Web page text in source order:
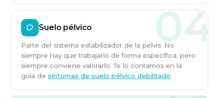
04
Suelo pélvico
Parte del sistema estabilizador de la pelvis. No
siempre hay que trabajarlo de forma específica, pero
siempre conviene valorarlo. Te lo contamos en la
guía desíntomas de suelo pélvico debilitado